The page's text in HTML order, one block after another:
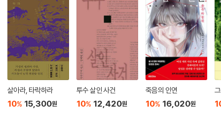
살아라, 타락하라
10% 15,300원
투수 살인 사건
10% 12,420원
죽음의 인연
10% 16,020원